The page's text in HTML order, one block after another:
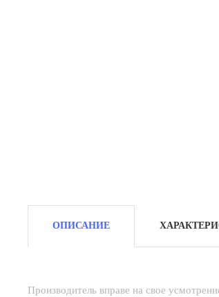
ОПИСАНИЕ
Производитель вправе на свое